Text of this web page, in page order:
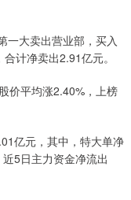
一大卖出营业部，买入
计净卖出2.91亿元。
价平均涨2.40%，上榜
亿元，其中，特大单净
5日主力资金净流出